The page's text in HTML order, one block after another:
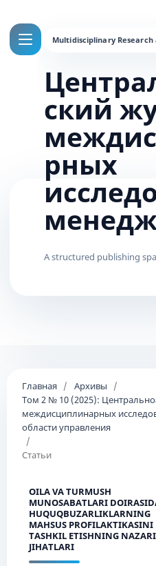
ский
рных
Главная / Архивы
/
Том 2 № 10 (2025):
междисциплинарных
области управления
/
Статьи
OILA VA TURMUSH
MUNOSABATLARI
HUQUQBUZARLIKLARNING
MAHSUS PROFILAKTIKASINI
TASHKIL ETISHNING
JIHATLARI